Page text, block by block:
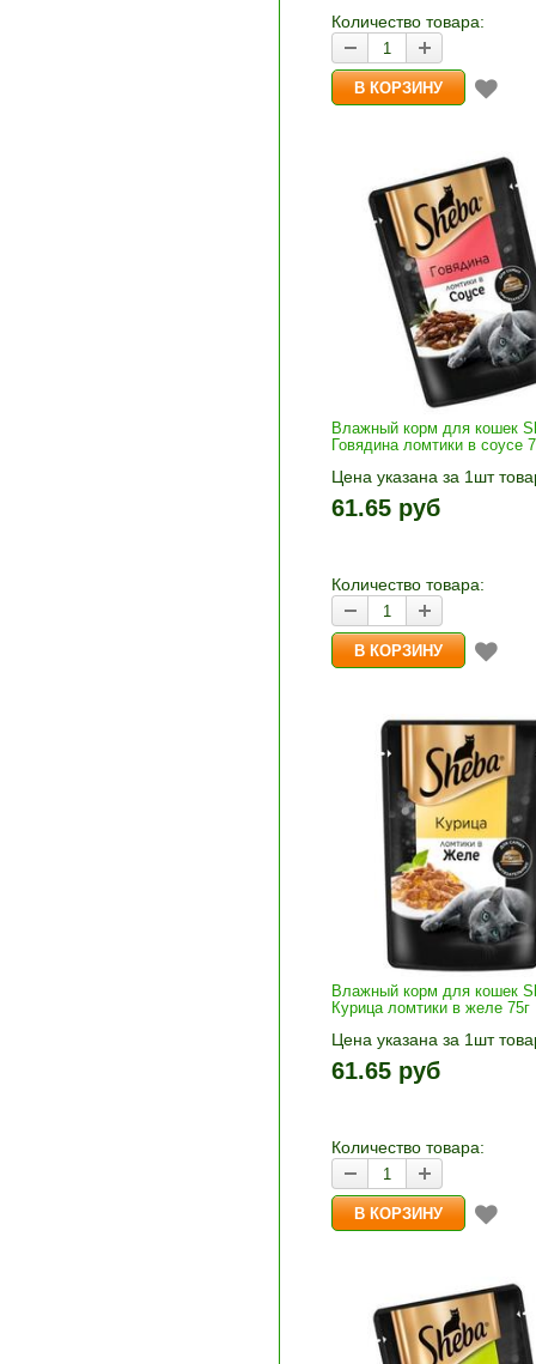
Количество товара:
Влажный корм для кошек
Говядина ломтики в соусе
Цена указана за 1шт
1шт прибавляется
и «-». Выберите нужное
61.65 руб
Количество товара:
Влажный корм для кошек
Курица ломтики в желе 75г
Цена указана за 1шт
1шт прибавляется
и «-». Выберите нужное
61.65 руб
Количество товара: